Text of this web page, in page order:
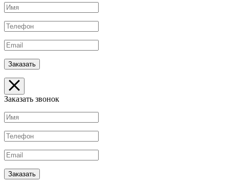
Заказать звонок